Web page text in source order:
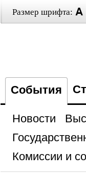
Размер шрифта:
События
Новости
Комиссии и